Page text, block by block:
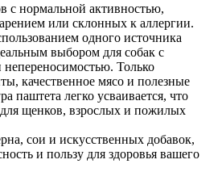
с нормальной активностью,
или склонных к аллергии.
одного источника
выбором для собак с
Только
качественное мясо и полезные
паштета легко усваивается, что
щенков, взрослых и пожилых
сои и искусственных добавок,
и пользу для здоровья вашего